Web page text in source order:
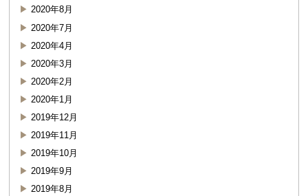
2020年8月
2020年7月
2020年4月
2020年3月
2020年2月
2020年1月
2019年12月
2019年11月
2019年10月
2019年9月
2019年8月